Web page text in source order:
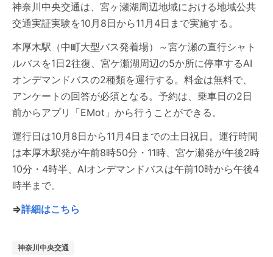
神奈川中央交通は、宮ヶ瀬湖周辺地域における地域公共
交通実証実験を10月8日から11月4日まで実施する。
本厚木駅（中町大型バス発着場）～宮ケ瀬の直行シャト
ルバスを1日2往復、宮ケ瀬湖周辺の5か所に停車するAI
オンデマンドバスの2種類を運行する。料金は無料で、
アンケートの回答が必須となる。予約は、乗車日の2日
前からアプリ「EMot」から行うことができる。
運行日は10月8日から11月4日までの土日祝日。運行時間
は本厚木駅発が午前8時50分・11時、宮ケ瀬発が午後2時
10分・4時半、AIオンデマンドバスは午前10時から午後4
時半まで。
⇒詳細はこちら
神奈川中央交通